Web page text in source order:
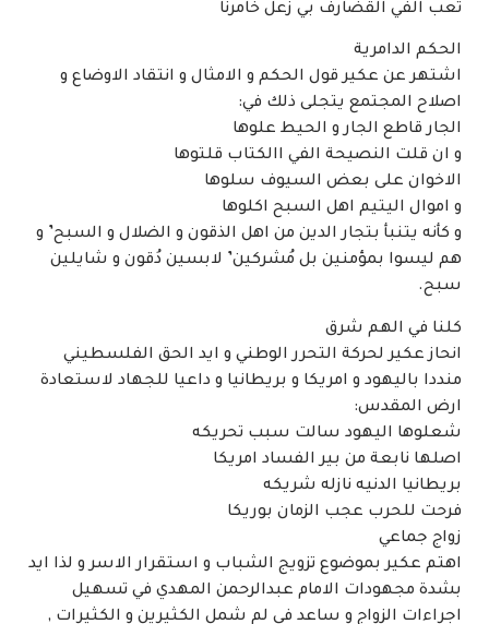
تعب الفي القضارف بي زعل خامرنا
الحكم الدامرية
اشتهر عن عكير قول الحكم و الامثال و انتقاد الاوضاع و
اصلاح المجتمع يتجلى ذلك في:
الجار قاطع الجار و الحيط علوها
و ان قلت النصيحة الفي االكتاب قلتوها
الاخوان على بعض السيوف سلوها
و اموال اليتيم اهل السبح اكلوها
و كأنه يتنبأ بتجار الدين من اهل الذقون و الضلال و السبح’ و
هم ليسوا بمؤمنين بل مُشركين’ لابسين دُقون و شايلين
سبح.
كلنا في الهم شرق
انحاز عكير لحركة التحرر الوطني و ايد الحق الفلسطيني
منددا باليهود و امريكا و بريطانيا و داعيا للجهاد لاستعادة
ارض المقدس:
شعلوها اليهود سالت سبب تحريكه
اصلها نابعة من بير الفساد امريكا
بريطانيا الدنيه نازله شريكه
فرحت للحرب عجب الزمان بوريكا
زواج جماعي
اهتم عكير بموضوع تزويج الشباب و استقرار الاسر و لذا ايد
بشدة مجهودات الامام عبدالرحمن المهدي في تسهيل
اجراءات الزواج و ساعد في لم شمل الكثيرين و الكثيرات ,